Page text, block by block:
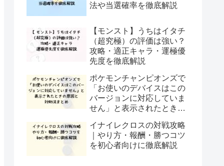
法や当選確率を徹底解説
【モンスト】うちはイタチ
（超究極）の評価は強い？
攻略・適正キャラ・運極優
先度を徹底解説
ポケモンチャンピオンズで
「お使いのデバイスはこの
バージョンに対応していま
せん」と表示されたときの
イナイレクロスの対戦攻略
｜やり方・報酬・勝つコツ
を初心者向けに徹底解説